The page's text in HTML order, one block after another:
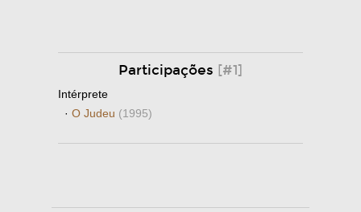
Participações [#1]
Intérprete
· O Judeu (1995)